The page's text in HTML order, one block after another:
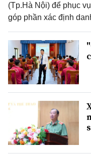
(Tp.Hà Nội) để phục
góp phần xác định